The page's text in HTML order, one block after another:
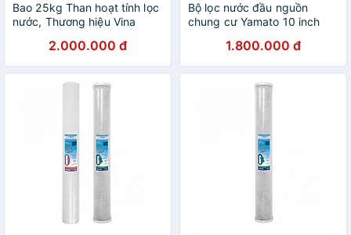
Bao 25kg Than hoạt tính lọc
nước, Thương hiệu Vina
dừa tại Việt Nam, Model
Vina Sorb KOAL PLUS
2.000.000 đ
Bộ lọc nước đầu nguồn
chung cư Yamato 10 inch
(YBH10P5C)1.800.000 đ